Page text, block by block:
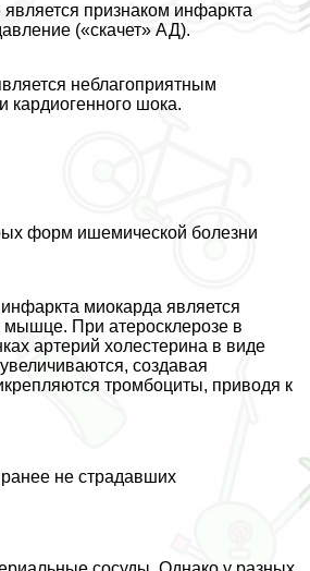
признаком инфаркта
(«скачет» АД).
нeблагоприятным
кардиогенного шока.
форм ишемической болезни
миокарда является
мышце. При атеросклерозе в
артерий холестерина в виде
создавая
тромбоциты, приводя к
не страдавших